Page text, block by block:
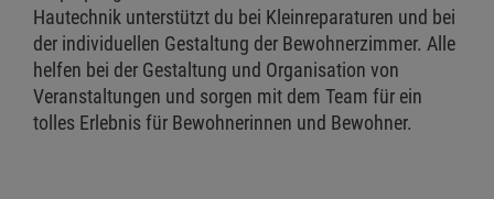
Hautechnik unterstützt du bei Kleinreparaturen und bei
der individuellen Gestaltung der Bewohnerzimmer. Alle
helfen bei der Gestaltung und Organisation von
Veranstaltungen und sorgen mit dem Team für ein
tolles Erlebnis für Bewohnerinnen und Bewohner.